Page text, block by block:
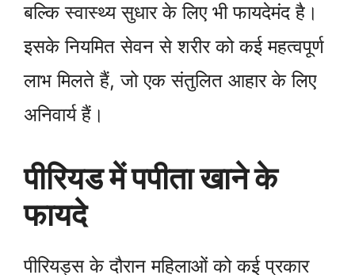
बल्कि स्वास्थ्य सुधार के लिए भी फायदेमंद है।
इसके नियमित सेवन से शरीर को कई महत्वपूर्ण
लाभ मिलते हैं, जो एक संतुलित आहार के लिए
अनिवार्य हैं।
पीरियड में पपीता खाने के
फायदे
पीरियड्स के दौरान महिलाओं को कई प्रकार